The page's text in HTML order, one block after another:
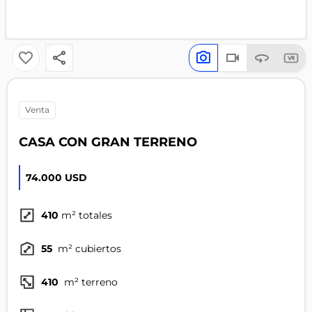
venta
CASA CON GRAN TERRENO
74.000 USD
410 m² totales
55 m² cubiertos
410 m² terreno